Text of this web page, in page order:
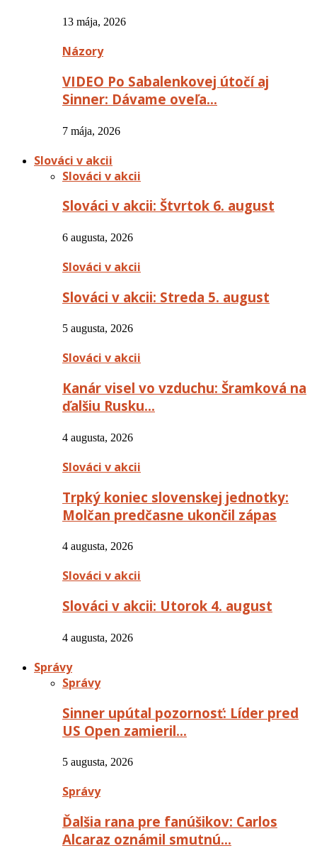
13 mája, 2026
Názory
VIDEO Po Sabalenkovej útočí aj
Sinner: Dávame oveľa…
7 mája, 2026
Slováci v akcii
Slováci v akcii
Slováci v akcii: Štvrtok 6. august
6 augusta, 2026
Slováci v akcii
Slováci v akcii: Streda 5. august
5 augusta, 2026
Slováci v akcii
Kanár visel vo vzduchu: Šramková na
ďalšiu Rusku…
4 augusta, 2026
Slováci v akcii
Trpký koniec slovenskej jednotky:
Molčan predčasne ukončil zápas
4 augusta, 2026
Slováci v akcii
Slováci v akcii: Utorok 4. august
4 augusta, 2026
Správy
Správy
Sinner upútal pozornosť: Líder pred
US Open zamieril…
5 augusta, 2026
Správy
Ďalšia rana pre fanúšikov: Carlos
Alcaraz oznámil smutnú…